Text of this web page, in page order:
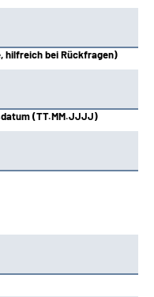
hilfreich bei Rückfragen)
(TT.MM.JJJJ)